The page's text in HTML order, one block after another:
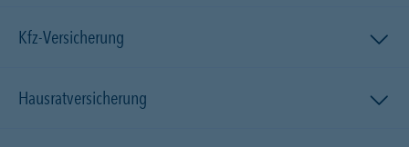
Kfz-Versicherung
Hausratversicherung